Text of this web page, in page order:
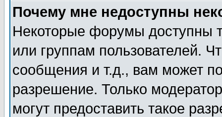
Почему мне недоступны
Некоторые форумы доступны
или группам пользователей.
сообщения и т.д., вам может
разрешение. Только
могут предоставить такое